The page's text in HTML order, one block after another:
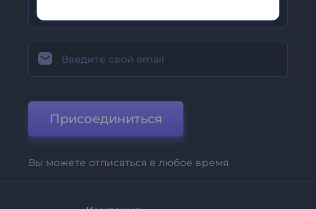
Присоединиться
Вы можете отписаться в любое время